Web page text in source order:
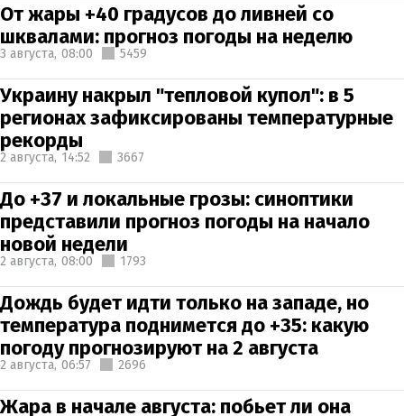
От жары +40 градусов до ливней со
шквалами: прогноз погоды на неделю
3 августа, 08:00 5459
Украину накрыл "тепловой купол": в 5
регионах зафиксированы температурные
рекорды
2 августа, 14:52 3667
До +37 и локальные грозы: синоптики
представили прогноз погоды на начало
новой недели
2 августа, 08:00 1793
Дождь будет идти только на западе, но
температура поднимется до +35: какую
погоду прогнозируют на 2 августа
2 августа, 06:57 2696
Жара в начале августа: побьет ли она